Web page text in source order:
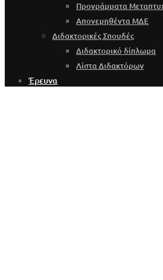
Προγράμματα
Απονεμηθέντα ΜΔΕ
Διδακτορικές Σπουδές
Διδακτορικό δίπλωμα
Λίστα Διδακτόρων
Έρευνα